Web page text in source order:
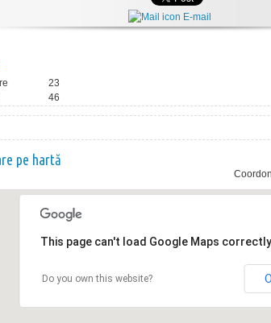
E-mail
23
46
pe hartă
This page can't load Google Maps
Do you own this website?